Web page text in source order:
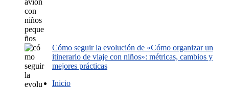
Cómo seguir la evolución de «Cómo organizar un
itinerario de viaje con niños»: métricas, cambios y
mejores prácticas
Inicio